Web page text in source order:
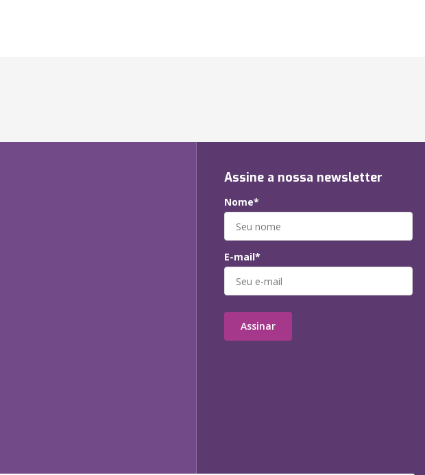
Assine a nossa newsletter
Nome*
E-mail*
Assinar